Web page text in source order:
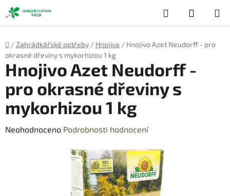
Přejít
na
obsah
Hledat
KOŠÍK
Domů
/ Zahrádkářské potřeby / Hnojiva / Hnojivo Azet Neudorff - pro
okrasné dřeviny s mykorhizou 1 kg
Hnojivo Azet Neudorff -
pro okrasné dřeviny s
mykorhizou 1 kg
Průměrné
Neohodnoceno Podrobnosti hodnocení